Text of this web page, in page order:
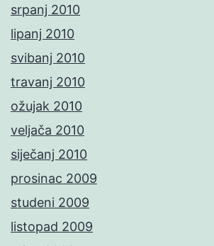
srpanj 2010
lipanj 2010
svibanj 2010
travanj 2010
ožujak 2010
veljača 2010
siječanj 2010
prosinac 2009
studeni 2009
listopad 2009